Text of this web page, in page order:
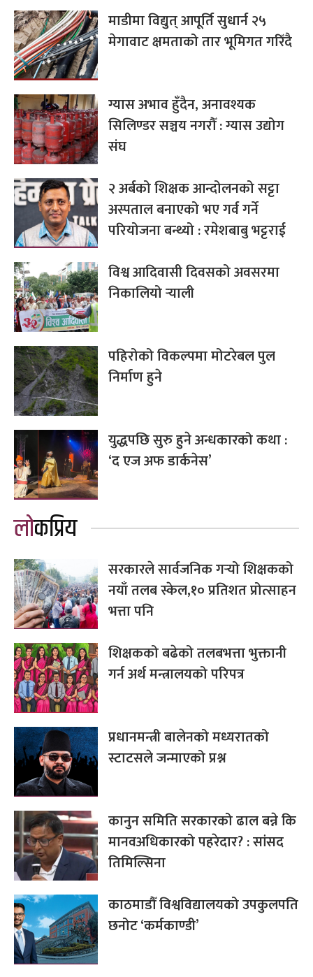
माडीमा विद्युत् आपूर्ति सुधार्न २५
मेगावाट क्षमताको तार भूमिगत गरिँदै
ग्यास अभाव हुँदैन, अनावश्यक
सिलिण्डर सञ्चय नगरौँ : ग्यास उद्योग
संघ
२ अर्बको शिक्षक आन्दोलनको सट्टा
अस्पताल बनाएको भए गर्व गर्ने
परियोजना बन्थ्यो : रमेशबाबु भट्टराई
विश्व आदिवासी दिवसको अवसरमा
निकालियो र्‍याली
पहिरोको विकल्पमा मोटरेबल पुल
निर्माण हुने
युद्धपछि सुरु हुने अन्धकारको कथा :
‘द एज अफ डार्कनेस’
लोकप्रिय
सरकारले सार्वजनिक गर्‍यो शिक्षकको
नयाँ तलब स्केल,१० प्रतिशत प्रोत्साहन
भत्ता पनि
शिक्षकको बढेको तलबभत्ता भुक्तानी
गर्न अर्थ मन्त्रालयको परिपत्र
प्रधानमन्त्री बालेनको मध्यरातको
स्टाटसले जन्माएको प्रश्न
कानुन समिति सरकारको ढाल बन्ने कि
मानवअधिकारको पहरेदार? : सांसद
तिमिल्सिना
काठमाडौँ विश्वविद्यालयको उपकुलपति
छनोट ‘कर्मकाण्डी’